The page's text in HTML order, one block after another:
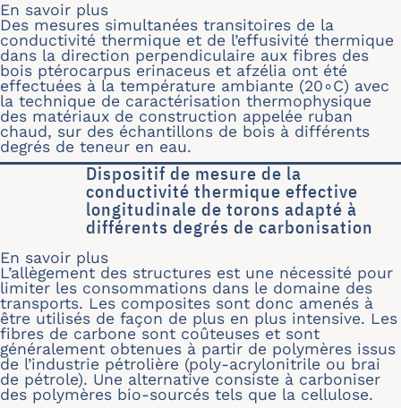
En savoir plus
Des mesures simultanées transitoires de la
conductivité thermique et de l’effusivité thermique
dans la direction perpendiculaire aux fibres des
bois ptérocarpus erinaceus et afzélia ont été
effectuées à la température ambiante (20∘C) avec
la technique de caractérisation thermophysique
des matériaux de construction appelée ruban
chaud, sur des échantillons de bois à différents
degrés de teneur en eau.
Dispositif de mesure de la
conductivité thermique effective
longitudinale de torons adapté à
différents degrés de carbonisation
En savoir plus
L’allègement des structures est une nécessité pour
limiter les consommations dans le domaine des
transports. Les composites sont donc amenés à
être utilisés de façon de plus en plus intensive. Les
fibres de carbone sont coûteuses et sont
généralement obtenues à partir de polymères issus
de l’industrie pétrolière (poly-acrylonitrile ou brai
de pétrole). Une alternative consiste à carboniser
des polymères bio-sourcés tels que la cellulose.